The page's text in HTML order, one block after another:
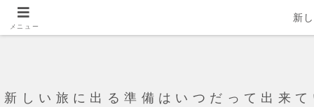
新しい旅に出る準備はいつだって出来
メニュー
新